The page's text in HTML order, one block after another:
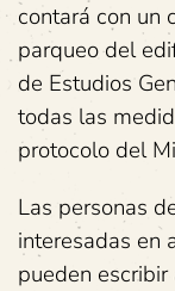
contará con un
parqueo del
de Estudios
todas las
protocolo del
Las personas
interesadas en
pueden